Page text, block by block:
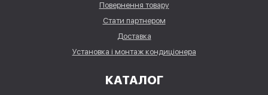
Повернення товару
Стати партнером
Доставка
Установка і монтаж кондиціонера
КАТАЛОГ